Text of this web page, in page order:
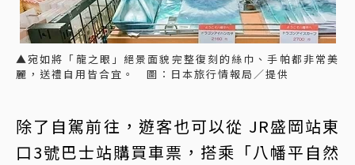
▲宛如將「龍之眼」絕景面貌完整復刻的絲巾、手帕都非常美
麗，送禮自用皆合宜。 圖：日本旅行情報局／提供
除了自駕前往，遊客也可以從 JR盛岡站東
口3號巴士站購買車票，搭乘「八幡平自然